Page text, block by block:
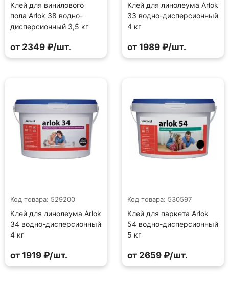
Клей для винилового
пола Arlok 38 водно-
дисперсионный 3,5 кг
от 2349 ₽/шт.
Клей для линолеума Arlok
33 водно-дисперсионный
4 кг
от 1989 ₽/шт.
Код товара: 529200
Клей для линолеума Arlok
34 водно-дисперсионный
4 кг
от 1919 ₽/шт.
Код товара: 530597
Клей для паркета Arlok
54 водно-дисперсионный
5 кг
от 2659 ₽/шт.